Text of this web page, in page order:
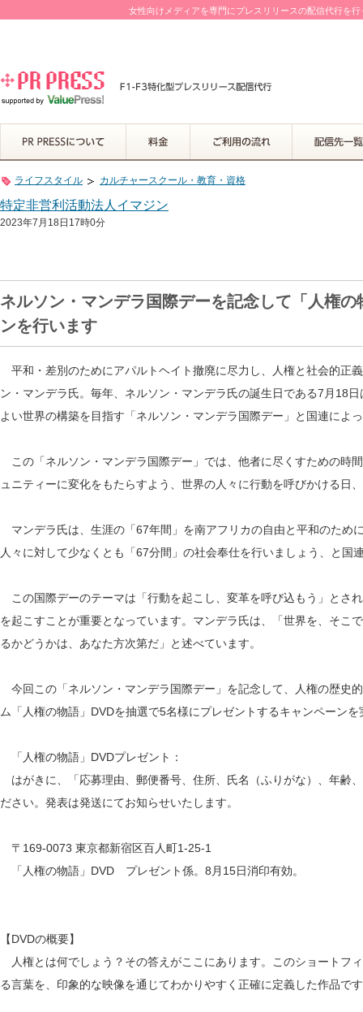
女性向けメディアを専門にプレスリリースの配信代行を
ライフスタイル カルチャースクール・教育・資格
特定非営利活動法人イマジン
2023年7月18日17時0分
ネルソン・マンデラ国際デーを記念して「人権
ンを行います
平和・差別のためにアパルトヘイト撤廃に尽力し、人権と社会的正
ン・マンデラ氏。毎年、ネルソン・マンデラ氏の誕生日である7月18
よい世界の構築を目指す「ネルソン・マンデラ国際デー」と国連によ
この「ネルソン・マンデラ国際デー」では、他者に尽くすための時
ュニティーに変化をもたらすよう、世界の人々に行動を呼びかける日
マンデラ氏は、生涯の「67年間」を南アフリカの自由と平和のため
人々に対して少なくとも「67分間」の社会奉仕を行いましょう、と国
この国際デーのテーマは「行動を起こし、変革を呼び込もう」とさ
を起こすことが重要となっています。マンデラ氏は、「世界を、そこ
るかどうかは、あなた方次第だ」と述べています。
今回この「ネルソン・マンデラ国際デー」を記念して、人権の歴史
ム「人権の物語」DVDを抽選で5名様にプレゼントするキャンペーンを
「人権の物語」DVDプレゼント：
はがきに、「応募理由、郵便番号、住所、氏名（ふりがな）、年齢
ださい。発表は発送にてお知らせいたします。
〒169-0073 東京都新宿区百人町1-25-1
「人権の物語」DVD プレゼント係。8月15日消印有効。
【DVDの概要】
人権とは何でしょう？その答えがここにあります。このショートフ
る言葉を、印象的な映像を通じてわかりやすく正確に定義した作品で